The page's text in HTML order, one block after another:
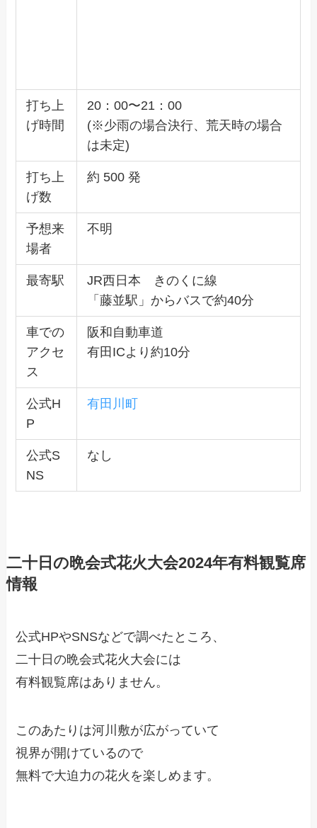
打ち上
げ時間
20：00〜21：00
(※少雨の場合決行、荒天時の場合
は未定)
打ち上
げ数
約 500 発
予想来
場者
不明
最寄駅
JR西日本 きのくに線
「藤並駅」からバスで約40分
車での
アクセ
ス
阪和自動車道
有田ICより約10分
公式H
P
有田川町
公式S
NS
なし
二十日の晩会式花火大会2024年有料観覧席
情報
公式HPやSNSなどで調べたところ、
二十日の晩会式花火大会には
有料観覧席はありません。
このあたりは河川敷が広がっていて
視界が開けているので
無料で大迫力の花火を楽しめます。